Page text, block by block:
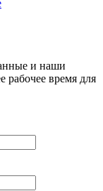
и наши
рабочее время для